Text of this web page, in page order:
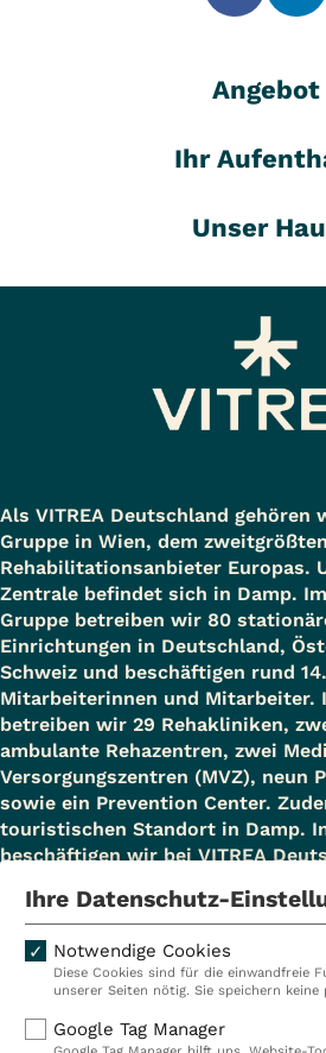
Angebot
Ihr
Unser
Als VITREA Deutschland gehören
Gruppe in Wien, dem zweitgrößten
Rehabilitationsanbieter Europas.
Zentrale befindet sich in Damp.
Gruppe betreiben wir 80
Einrichtungen in Deutschland,
Schweiz und beschäftigen rund
Mitarbeiterinnen und Mitarbeiter.
betreiben wir 29 Rehakliniken,
ambulante Rehazentren, zwei
Versorgungszentren (MVZ), neun
sowie ein Prevention Center.
touristischen Standort in Damp.
beschäftigen wir bei VITREA
Kliniken
Reha
Ihre Datenschutz-
Notwendige Cookies
Diese Cookies sind für die einwandfreie
unserer Seiten nötig. Sie speichern keine
Google Tag Manager